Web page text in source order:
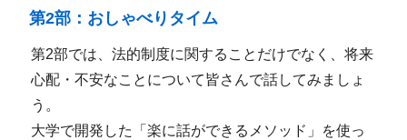
第2部：おしゃべりタイム
第2部では、法的制度に関することだけでなく、将来
心配・不安なことについて皆さんで話してみましょ
う。
大学で開発した「楽に話ができるメソッド」を使っ